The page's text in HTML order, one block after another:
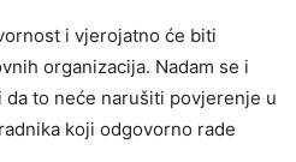
i vjerojatno će biti
organizacija. Nadam se i
to neće narušiti povjerenje u
koji odgovorno rade